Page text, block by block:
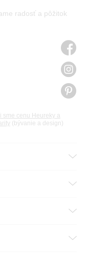
radosť a pôžitok
sme cenu Heureky a
(bývanie a design)